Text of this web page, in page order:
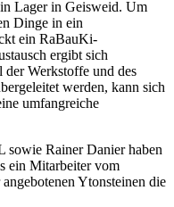
Lager in Geisweid. Um
Dinge in ein
ein RaBauKi-
ergibt sich
Werkstoffe und des
werden, kann sich
umfangreiche
sowie Rainer Danier haben
ein Mitarbeiter vom
Ytonsteinen die